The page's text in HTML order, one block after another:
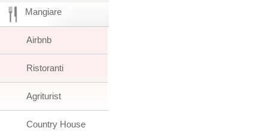
Mangiare
Airbnb
Ristoranti
Agriturist
Country House